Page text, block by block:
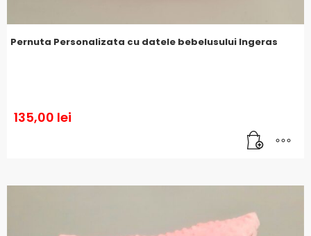
Pernuta Personalizata cu datele bebelusului Ingeras
135,00 lei